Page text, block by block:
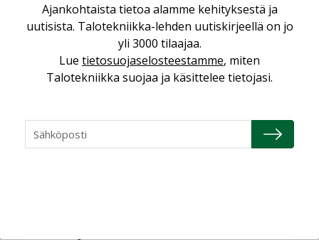
NÄKÖKULMIA
Puheista tekoihin – uusin teknologia
käyttöön kiinteistöissä
Ajankohtaista tietoa alamme kehityksestä ja
uutisista. Talotekniikka-lehden uutiskirjeellä on jo
yli 3000 tilaajaa.
Lue tietosuojaselosteestamme, miten
Talotekniikka suojaa ja käsittelee tietojasi.